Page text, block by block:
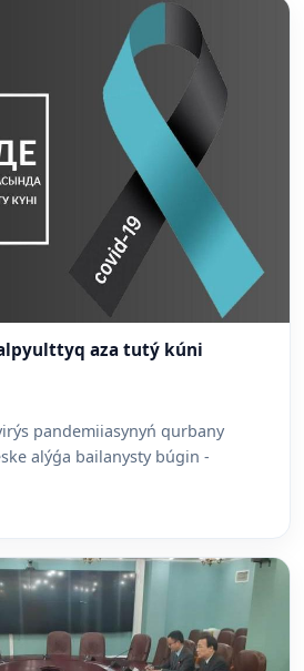
aza tutý kúni
pandemiiasynyń qurbany
alýǵa bailanysty búgin -